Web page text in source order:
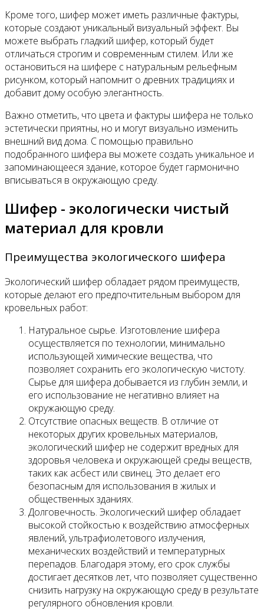
Кроме того, шифер может иметь различные фактуры,
которые создают уникальный визуальный эффект. Вы
можете выбрать гладкий шифер, который будет
отличаться строгим и современным стилем. Или же
остановиться на шифере с натуральным рельефным
рисунком, который напомнит о древних традициях и
добавит дому особую элегантность.
Важно отметить, что цвета и фактуры шифера не только
эстетически приятны, но и могут визуально изменить
внешний вид дома. С помощью правильно
подобранного шифера вы можете создать уникальное и
запоминающееся здание, которое будет гармонично
вписываться в окружающую среду.
Шифер - экологически чистый
материал для кровли
Преимущества экологического шифера
Экологический шифер обладает рядом преимуществ,
которые делают его предпочтительным выбором для
кровельных работ:
Натуральное сырье. Изготовление шифера
осуществляется по технологии, минимально
использующей химические вещества, что
позволяет сохранить его экологическую чистоту.
Сырье для шифера добывается из глубин земли, и
его использование не негативно влияет на
окружающую среду.
Отсутствие опасных веществ. В отличие от
некоторых других кровельных материалов,
экологический шифер не содержит вредных для
здоровья человека и окружающей среды веществ,
таких как асбест или свинец. Это делает его
безопасным для использования в жилых и
общественных зданиях.
Долговечность. Экологический шифер обладает
высокой стойкостью к воздействию атмосферных
явлений, ультрафиолетового излучения,
механических воздействий и температурных
перепадов. Благодаря этому, его срок службы
достигает десятков лет, что позволяет существенно
снизить нагрузку на окружающую среду в результате
регулярного обновления кровли.